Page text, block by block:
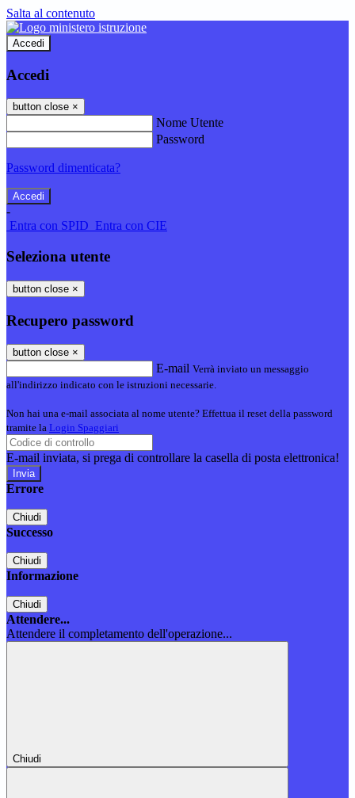
Salta al contenuto
Accedi
Accedi
button close ×
Nome Utente
Password
Password dimenticata?
-
Entra con SPID Entra con CIE
Seleziona utente
button close ×
Recupero password
button close ×
E-mail Verrà inviato un messaggio
all'indirizzo indicato con le istruzioni necessarie.
Non hai una e-mail associata al nome utente? Effettua il reset della password
tramite la Login Spaggiari
E-mail inviata, si prega di controllare la casella di posta elettronica!
Errore
Chiudi
Successo
Chiudi
Informazione
Chiudi
Attendere...
Attendere il completamento dell'operazione...
Chiudi